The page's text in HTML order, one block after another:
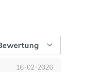
16-02-2026